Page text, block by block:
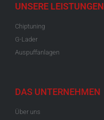
UNSERE LEISTUNGEN
Chiptuning
G-Lader
Auspuffanlagen
DAS UNTERNEHMEN
Über uns